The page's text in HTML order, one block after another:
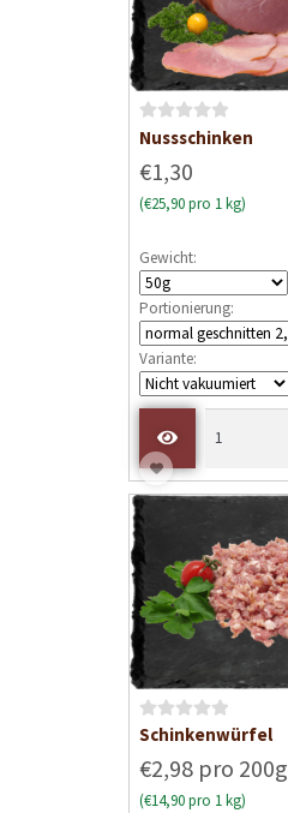
B
w
e
t
e
t
m
i
0
o
n
5
Nussschinken
€1,30
(€25,90 pro 1 kg)
Gewicht:
Portionierung:
Variante:
B
w
e
Schinkenwürfel
€2,98 pro 200g
(€14,90 pro 1 kg)